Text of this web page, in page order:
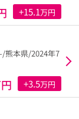
+15.1万円
熊本県/2024年7
+3.5万円